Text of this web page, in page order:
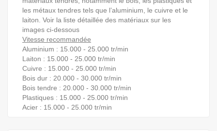
les métaux tendres tels que l’aluminium, le cuivre et le
laiton. Voir la liste détaillée des matériaux sur les
images ci-dessous
Vitesse recommandée
Aluminium : 15.000 - 25.000 tr/min
Laiton : 15.000 - 25.000 tr/min
Cuivre : 15.000 - 25.000 tr/min
Bois dur : 20.000 - 30.000 tr/min
Bois tendre : 20.000 - 30.000 tr/min
Plastiques : 15.000 - 25.000 tr/min
Acier : 15.000 - 25.000 tr/min